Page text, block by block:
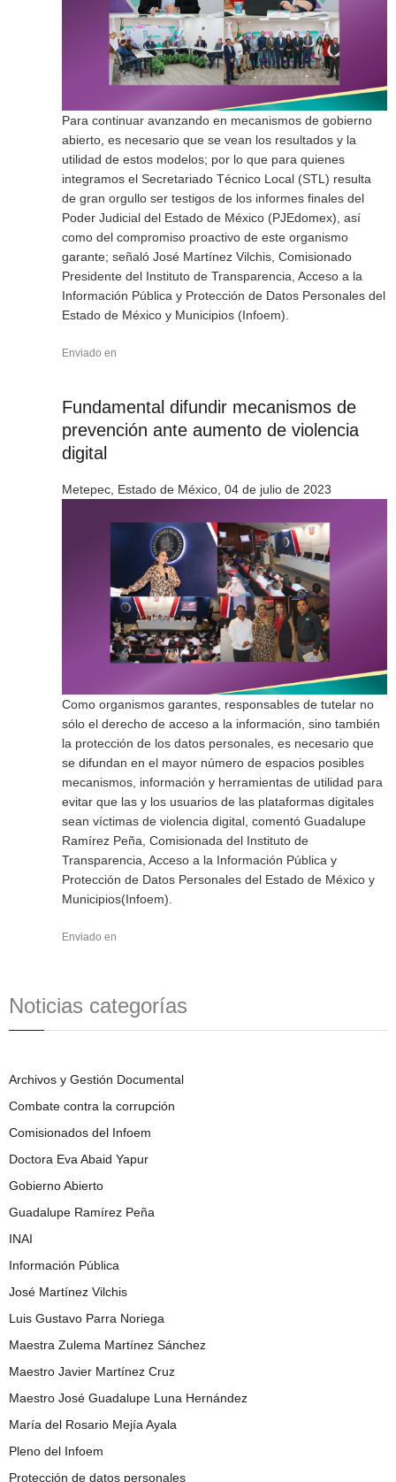
Para continuar avanzando en mecanismos de gobierno
abierto, es necesario que se vean los resultados y la
utilidad de estos modelos; por lo que para quienes
integramos el Secretariado Técnico Local (STL) resulta
de gran orgullo ser testigos de los informes finales del
Poder Judicial del Estado de México (PJEdomex), así
como del compromiso proactivo de este organismo
garante; señaló José Martínez Vilchis, Comisionado
Presidente del Instituto de Transparencia, Acceso a la
Información Pública y Protección de Datos Personales del
Estado de México y Municipios (Infoem).
Enviado en
Fundamental difundir mecanismos de
prevención ante aumento de violencia
digital
Metepec, Estado de México, 04 de julio de 2023
Como organismos garantes, responsables de tutelar no
sólo el derecho de acceso a la información, sino también
la protección de los datos personales, es necesario que
se difundan en el mayor número de espacios posibles
mecanismos, información y herramientas de utilidad para
evitar que las y los usuarios de las plataformas digitales
sean víctimas de violencia digital, comentó Guadalupe
Ramírez Peña, Comisionada del Instituto de
Transparencia, Acceso a la Información Pública y
Protección de Datos Personales del Estado de México y
Municipios(Infoem).
Enviado en
Noticias categorías
Archivos y Gestión Documental
Combate contra la corrupción
Comisionados del Infoem
Doctora Eva Abaid Yapur
Gobierno Abierto
Guadalupe Ramírez Peña
INAI
Información Pública
José Martínez Vilchis
Luis Gustavo Parra Noriega
Maestra Zulema Martínez Sánchez
Maestro Javier Martínez Cruz
Maestro José Guadalupe Luna Hernández
María del Rosario Mejía Ayala
Pleno del Infoem
Protección de datos personales